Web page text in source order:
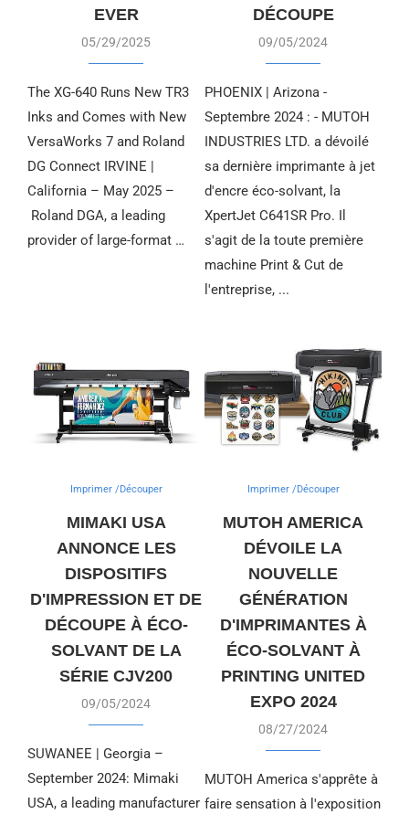
EVER
05/29/2025
The XG-640 Runs New TR3
Inks and Comes with New
VersaWorks 7 and Roland
DG Connect IRVINE |
California – May 2025 –
Roland DGA, a leading
provider of large-format …
DÉCOUPE
09/05/2024
PHOENIX | Arizona -
Septembre 2024 : - MUTOH
INDUSTRIES LTD. a dévoilé
sa dernière imprimante à jet
d'encre éco-solvant, la
XpertJet C641SR Pro. Il
s'agit de la toute première
machine Print & Cut de
l'entreprise, ...
Imprimer /Découper
MIMAKI USA
ANNONCE LES
DISPOSITIFS
D'IMPRESSION ET DE
DÉCOUPE À ÉCO-
SOLVANT DE LA
SÉRIE CJV200
09/05/2024
SUWANEE | Georgia –
September 2024: Mimaki
USA, a leading manufacturer
Imprimer /Découper
MUTOH AMERICA
DÉVOILE LA
NOUVELLE
GÉNÉRATION
D'IMPRIMANTES À
ÉCO-SOLVANT À
PRINTING UNITED
EXPO 2024
08/27/2024
MUTOH America s'apprête à
faire sensation à l'exposition